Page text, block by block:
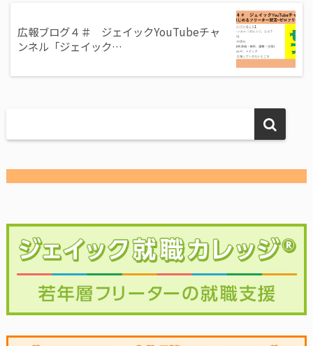
広報ブログ４＃ ジェイックYouTubeチャ
ンネル「ジェイック…